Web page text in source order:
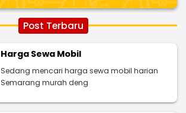
Post Terbaru
Harga Sewa Mobil
Sedang mencari harga sewa mobil harian
Semarang murah deng